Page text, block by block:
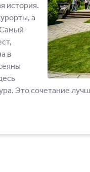
история.
а
в
Это сочетание